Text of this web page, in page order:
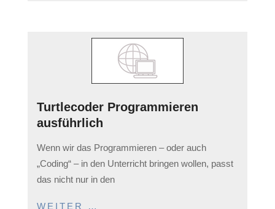
Turtlecoder Programmieren
ausführlich
03-
11
Wenn wir das Programmieren – oder auch
„Coding“ – in den Unterricht bringen wollen, passt
das nicht nur in den
WEITER …